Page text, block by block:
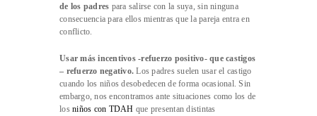
de los padres para salirse con la suya, sin ninguna
consecuencia para ellos mientras que la pareja entra en
conflicto.
Usar más incentivos -refuerzo positivo- que castigos
– refuerzo negativo. Los padres suelen usar el castigo
cuando los niños desobedecen de forma ocasional. Sin
embargo, nos encontramos ante situaciones como los de
los niños con TDAH que presentan distintas